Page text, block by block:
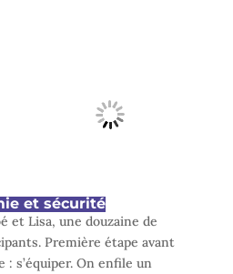
et sécurité
et Lisa, une douzaine de
Première étape avant
: s’équiper. On enfile un